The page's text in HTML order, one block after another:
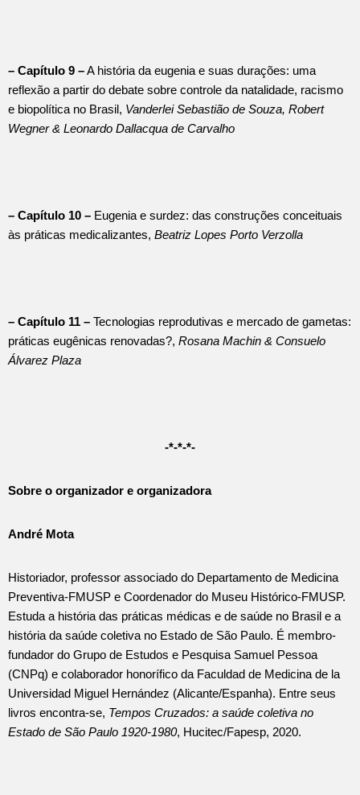
– Capítulo 9 –A história da eugenia e suas durações: uma
reflexão a partir do debate sobre controle da natalidade, racismo
e biopolítica no Brasil, Vanderlei Sebastião de Souza, Robert
Wegner & Leonardo Dallacqua de Carvalho
– Capítulo 10 – Eugenia e surdez: das construções conceituais
às práticas medicalizantes, Beatriz Lopes Porto Verzolla
– Capítulo 11 – Tecnologias reprodutivas e mercado de gametas:
práticas eugênicas renovadas?, Rosana Machin & Consuelo
Álvarez Plaza
-*-*-*-
Sobre o organizador e organizadora
André Mota
Historiador, professor associado do Departamento de Medicina
Preventiva-FMUSP e Coordenador do Museu Histórico-FMUSP.
Estuda a história das práticas médicas e de saúde no Brasil e a
história da saúde coletiva no Estado de São Paulo. É membro-
fundador do Grupo de Estudos e Pesquisa Samuel Pessoa
(CNPq) e colaborador honorífico da Faculdad de Medicina de la
Universidad Miguel Hernández (Alicante/Espanha). Entre seus
livros encontra-se, Tempos Cruzados: a saúde coletiva no
Estado de São Paulo 1920-1980, Hucitec/Fapesp, 2020.